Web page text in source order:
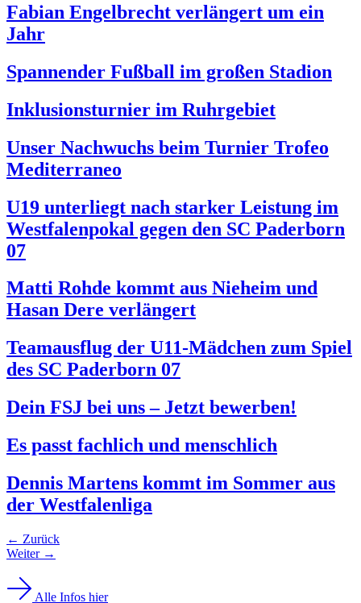
Fabian Engelbrecht verlängert um ein
Jahr
Spannender Fußball im großen Stadion
Inklusionsturnier im Ruhrgebiet
Unser Nachwuchs beim Turnier Trofeo
Mediterraneo
U19 unterliegt nach starker Leistung im
Westfalenpokal gegen den SC Paderborn
07
Matti Rohde kommt aus Nieheim und
Hasan Dere verlängert
Teamausflug der U11-Mädchen zum Spiel
des SC Paderborn 07
Dein FSJ bei uns – Jetzt bewerben!
Es passt fachlich und menschlich
Dennis Martens kommt im Sommer aus
der Westfalenliga
← Zurück
Weiter →
Alle Infos hier